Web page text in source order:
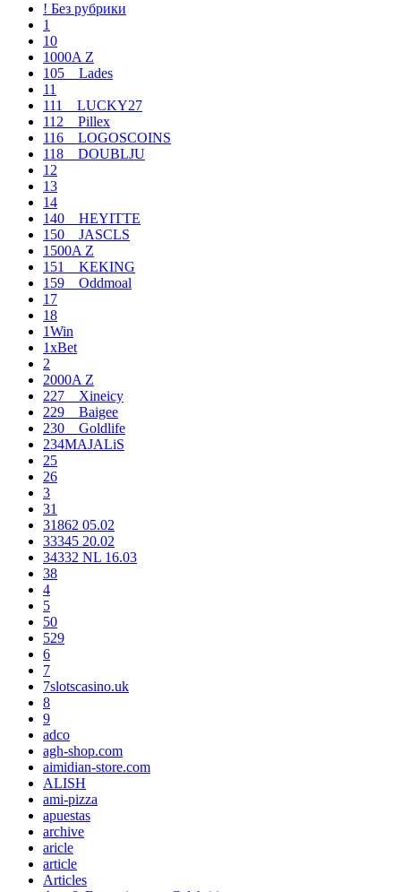
! Без рубрики
1
10
1000A Z
105__Lades
11
111__LUCKY27
112__Pillex
116__LOGOSCOINS
118__DOUBLJU
12
13
14
140__HEYITTE
150__JASCLS
1500A Z
151__KEKING
159__Oddmoal
17
18
1Win
1xBet
2
2000A Z
227__Xineicy
229__Baigee
230__Goldlife
234MAJALiS
25
26
3
31
31862 05.02
33345 20.02
34332 NL 16.03
38
4
5
50
529
6
7
7slotscasino.uk
8
9
adco
agh-shop.com
aimidian-store.com
ALISH
ami-pizza
apuestas
archive
aricle
article
Articles